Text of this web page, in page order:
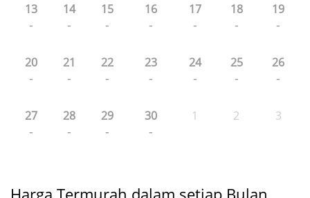
13
-
14
-
15
-
16
-
17
-
18
-
19
-
20
-
21
-
22
-
23
-
24
-
25
-
26
-
27
-
28
-
29
-
30
-
1 2 3
Harga Termurah dalam setiap Bulan